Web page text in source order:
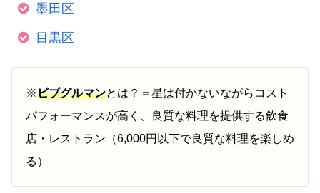
墨田区
目黒区
※ビブグルマンとは？＝星は付かないながらコスト
パフォーマンスが高く、良質な料理を提供する飲食
店・レストラン（6,000円以下で良質な料理を楽しめ
る）